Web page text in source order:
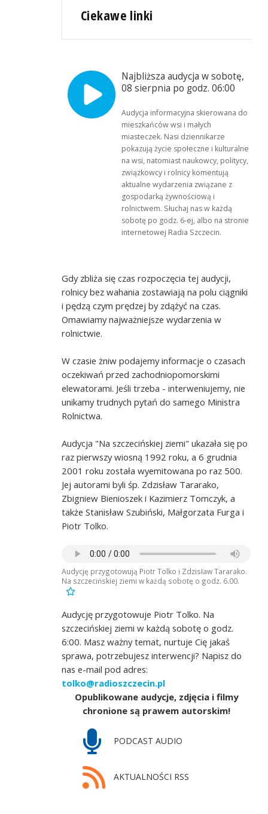
Ciekawe linki
Najbliższa audycja w sobotę,
08 sierpnia po godz. 06:00
Audycja informacyjna skierowana do
mieszkańców wsi i małych
miasteczek. Nasi dziennikarze
pokazują życie społeczne i kulturalne
na wsi, natomiast naukowcy, politycy,
związkowcy i rolnicy komentują
aktualne wydarzenia związane z
gospodarką żywnościową i
rolnictwem. Słuchaj nas w każdą
sobotę po godz. 6-ej, albo na stronie
internetowej Radia Szczecin.
Gdy zbliża się czas rozpoczęcia tej audycji,
rolnicy bez wahania zostawiają na polu ciągniki
i pędzą czym prędzej by zdążyć na czas.
Omawiamy najważniejsze wydarzenia w
rolnictwie.
W czasie żniw podajemy informacje o czasach
oczekiwań przed zachodniopomorskimi
elewatorami. Jeśli trzeba - interweniujemy, nie
unikamy trudnych pytań do samego Ministra
Rolnictwa.
Audycja "Na szczecińskiej ziemi" ukazała się po
raz pierwszy wiosną 1992 roku, a 6 grudnia
2001 roku została wyemitowana po raz 500.
Jej autorami byli śp. Zdzisław Tararako,
Zbigniew Bienioszek i Kazimierz Tomczyk, a
także Stanisław Szubiński, Małgorzata Furga i
Piotr Tolko.
Audycję przygotowują Piotr Tolko i Zdzisław Tararako.
Na szczecińskiej ziemi w każdą sobotę o godz. 6.00.
Audycję przygotowuje Piotr Tolko. Na
szczecińskiej ziemi w każdą sobotę o godz.
6:00. Masz ważny temat, nurtuje Cię jakaś
sprawa, potrzebujesz interwencji? Napisz do
nas e-mail pod adres:
tolko@radioszczecin.pl
Opublikowane audycje, zdjęcia i filmy
chronione są prawem autorskim!
PODCAST AUDIO
AKTUALNOŚCI RSS